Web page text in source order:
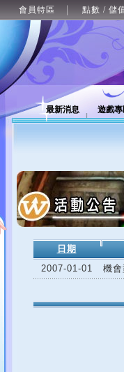
會員特區 點數 / 儲
最新消息 遊戲
日期
2007-01-01
機